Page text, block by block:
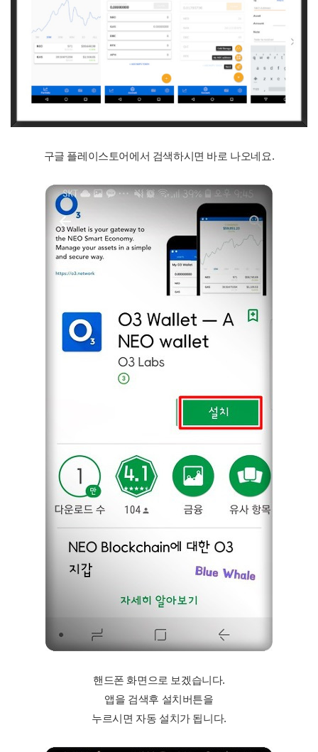
구글 플레이스토어에서 검색하시면 바로 나오네요.
핸드폰 화면으로 보겠습니다.
앱을 검색후 설치버튼을
누르시면 자동 설치가 됩니다.